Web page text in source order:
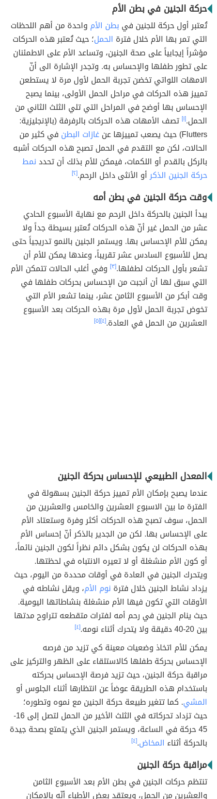
حركة الجنين في بطن الأم
تُعتبر أول حركة للجنين في بطن الأم واحدة من أهم اللحظات
التي تمر بها الأم خلال فترة الحمل؛ حيث تُعتبر هذه الحركات
مؤشراً إيجابياً على صحة الجنين، وتساعد الأم على الاطمئنان
على تطور طفلها والإحساس به. وتجدر الإشارة الى أنّ
الامهات اللواتي تخضن تجربة الحمل لأول مرة لا يستطعن
تمييز هذه الحركات في مراحل الحمل الأولى، بينما يصبح
الإحساس بها أوضح في المراحل التي تلي الثلث الثاني من
الحمل.[١] تصف الأمهات هذه الحركات بالرفرفة (بالإنجليزية:
Flutters) حيث يصعب تمييزها عن
غازات البطن في كثير من
الحالات، لكن مع التقدم في الحمل تصبح هذه الحركات أشبه
بالركل بالقدم أو اللكمات، فيمكن للأم بذلك أن تحددنمط
حركة الجنين الذكرأو الأنثى داخل الرحم.[٢]
وقت حركة الجنين في بطن أمه
يبدأ الجنين بالحركة داخل الرحم مع نهاية الأسبوع الحادي
عشر من الحمل غير أنّ هذه الحركات تُعتبر بسيطة جداً ولا
يمكن للأم الإحساس بها. ويستمر الجنين بالنمو تدريجياً حتى
يصل للأسبوع السادس عشر تقريباً، وعندها يمكن للأم أن
تشعر بأول الحركات لطفلها.[٣]
وفي أغلب الحالات تتمكن الأم
التي سبق لها أن أنجبت من الإحساس بحركات طفلها في
وقت أبكر من الأسبوع الثامن عشر، يبنما تشعر الأم التي
تخوض تجربة الحمل لأول مرة بهذه الحركات بعد الأسبوع
العشرين من الحمل في العادة.[٤] [٥]
المعدل الطبيعي للإحساس بحركة الجنين
عندما يصبح بإمكان الأم تمييز حركة الجنين بسهولة في
الفترة ما بين الاسبوع العشرين والخامس والعشرين من
الحمل، سوف تصبح هذه الحركات أكثر وفرة وستعتاد الأم
على الإحساس بها. لكن من الجدير بالذكر أنّ إحساس الأم
بهذه الحركات لن يكون بشكل دائم نظراً لكون الجنين نائماً،
أو كون الأم منشغلة أو لا تعيره الانتباه في لحظتها.
ويتحرك الجنين في العادة في أوقات محددة من اليوم، حيث
يزداد نشاط الجنين خلال فترة نوم الأم، ويقل نشاطه في
الأوقات التي تكون فيها الأم منشغلة بنشاطاتها اليومية.
حيث ينام الجنين في رحم أمه لفترات متقطعه تتراوح مدتها
بين 20-40 دقيقة ولا يتحرك أثناء نومه.
[٤]
يمكن للأم اتخاذ وضعيات معينة كي تزيد من فرصه
الإحساس بحركة طفلها كالاستلقاء على الظهر والتركيز على
مراقبة حركة الجنين، حيث تزيد فرصة الإحساس بحركته
باستخدام هذه الطريقة عوضاً عن انتظارها أثناء الجلوس أو
المشي. كما تتغير طبيعة حركة الجنين مع نموه وتطوره؛
حيث تزداد تحركاته في الثلث الأخير من الحمل لتصل إلى 16-
45 حركة في الساعة، ويستمر الجنين الذي يتمتع بصحة جيدة
بالحركة أثناء المخاض.[٤]
مراقبة حركة الجنين
تنتظم حركات الجنين في بطن الأم بعد الأسبوع الثامن
والعشرين من الحمل، ويعتقد بعض الأطباء أنّه بالإمكان